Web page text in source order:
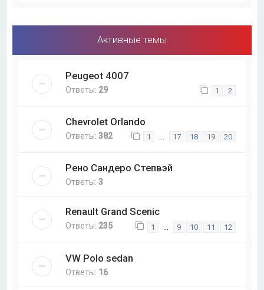
Активные темы
Peugeot 4007
Ответы: 29 1 2
Chevrolet Orlando
Ответы:382 1 … 17 18 19 20
Рено Сандеро Степвэй
Ответы:3
Renault Grand Scenic
Ответы: 235 1 9 10 11 12
VW Polo sedan
Ответы: 16